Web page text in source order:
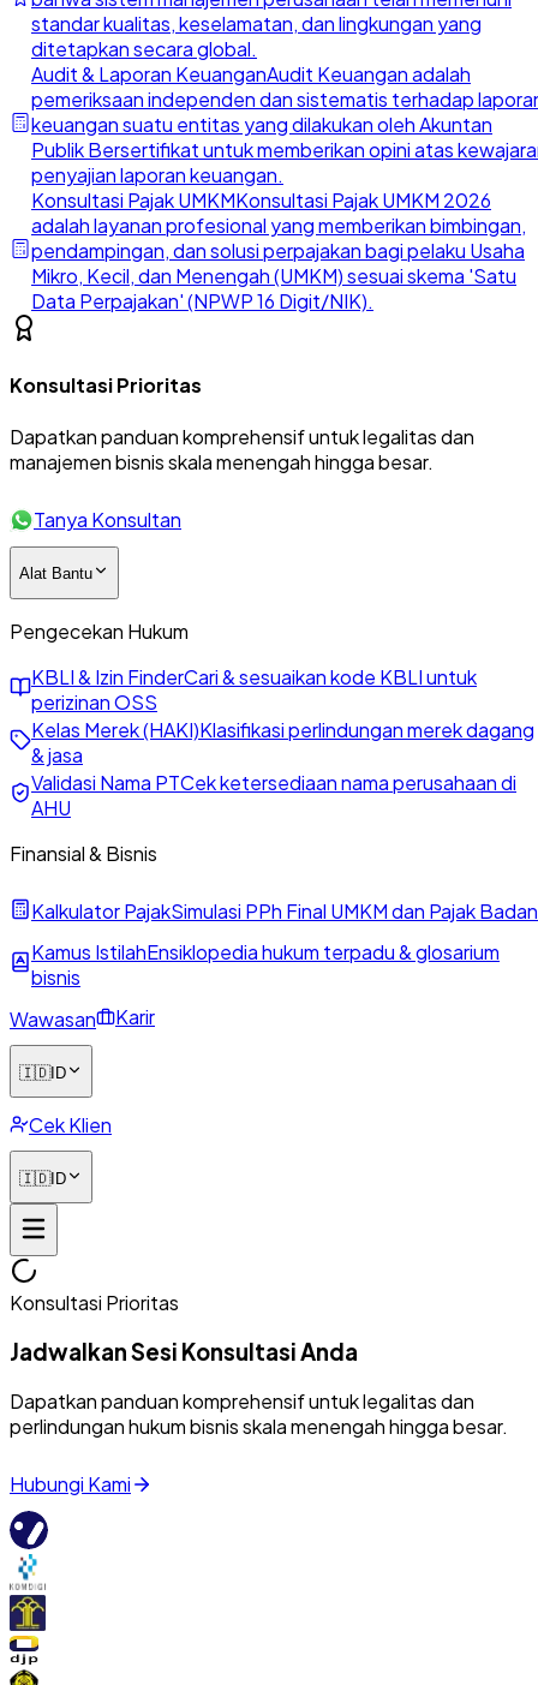
standar kualitas, keselamatan, dan lingkungan yang
ditetapkan secara global.
Audit & Laporan KeuanganAudit Keuangan adalah
pemeriksaan independen dan sistematis terhadap
keuangan suatu entitas yang dilakukan oleh Akuntan
Publik Bersertifikat untuk memberikan opini atas
penyajian laporan keuangan.
Konsultasi Pajak UMKMKonsultasi Pajak UMKM 2026
adalah layanan profesional yang memberikan bimbingan,
pendampingan, dan solusi perpajakan bagi pelaku Usaha
Mikro, Kecil, dan Menengah (UMKM) sesuai skema 'Satu
Data Perpajakan' (NPWP 16 Digit/NIK).
Konsultasi Prioritas
Dapatkan panduan komprehensif untuk legalitas dan
manajemen bisnis skala menengah hingga besar.
Tanya Konsultan
Alat Bantu
Pengecekan Hukum
KBLI & Izin FinderCari & sesuaikan kode KBLI untuk
perizinan OSS
Kelas Merek (HAKI)Klasifikasi perlindungan merek dagang
& jasa
Validasi Nama PTCek ketersediaan nama perusahaan di
AHU
Finansial & Bisnis
Kalkulator PajakSimulasi PPh Final UMKM dan Pajak Badan
Kamus IstilahEnsiklopedia hukum terpadu & glosarium
bisnis
Wawasan
Karir
🇮🇩ID
Cek Klien
🇮🇩ID
Konsultasi Prioritas
Jadwalkan Sesi Konsultasi Anda
Dapatkan panduan komprehensif untuk legalitas dan
perlindungan hukum bisnis skala menengah hingga besar.
Hubungi Kami